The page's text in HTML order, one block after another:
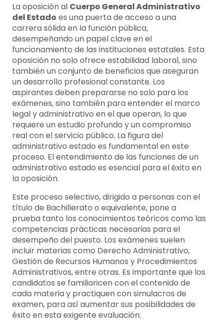
La oposición al Cuerpo General Administrativo
del Estado es una puerta de acceso a una
carrera sólida en la función pública,
desempeñando un papel clave en el
funcionamiento de las instituciones estatales. Esta
oposición no solo ofrece estabilidad laboral, sino
también un conjunto de beneficios que aseguran
un desarrollo profesional constante. Los
aspirantes deben prepararse no solo para los
exámenes, sino también para entender el marco
legal y administrativo en el que operan, lo que
requiere un estudio profundo y un compromiso
real con el servicio público. La figura del
administrativo estado es fundamental en este
proceso. El entendimiento de las funciones de un
administrativo estado es esencial para el éxito en
la oposición.
Este proceso selectivo, dirigido a personas con el
título de Bachillerato o equivalente, pone a
prueba tanto los conocimientos teóricos como las
competencias prácticas necesarias para el
desempeño del puesto. Los exámenes suelen
incluir materias como Derecho Administrativo,
Gestión de Recursos Humanos y Procedimientos
Administrativos, entre otras. Es importante que los
candidatos se familiaricen con el contenido de
cada materia y practiquen con simulacros de
examen, para así aumentar sus posibilidades de
éxito en esta exigente evaluación.